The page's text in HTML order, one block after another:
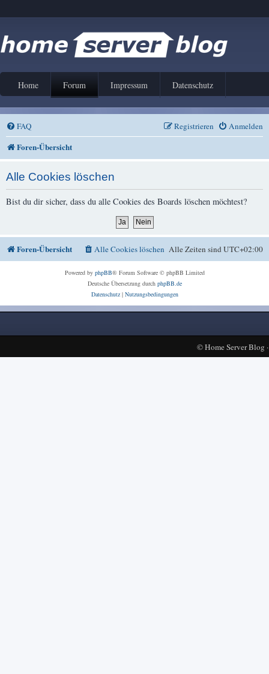
Home Forum Impressum Datenschutz
FAQ Anmelden
Registrieren
Foren-Übersicht
Alle Cookies löschen
Bist du dir sicher, dass du alle Cookies des Boards löschen möchtest?
Foren-Übersicht Alle Zeiten sindUTC+02:00
Alle Cookies löschen
Powered by phpBB® Forum Software © phpBB Limited
Deutsche Übersetzung durch phpBB.de
Datenschutz| Nutzungsbedingungen
©Home Server Blog